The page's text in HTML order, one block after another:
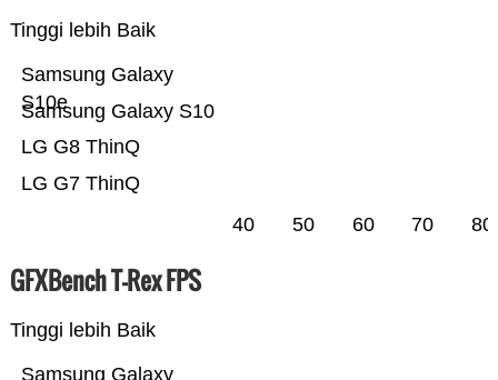
Tinggi lebih Baik
LG G7 ThinQ
LG G8 ThinQ
Samsung Galaxy S10
Samsung Galaxy
S10e
40 50 60 70 80
GFXBench T-Rex FPS
Tinggi lebih Baik
Samsung Galaxy